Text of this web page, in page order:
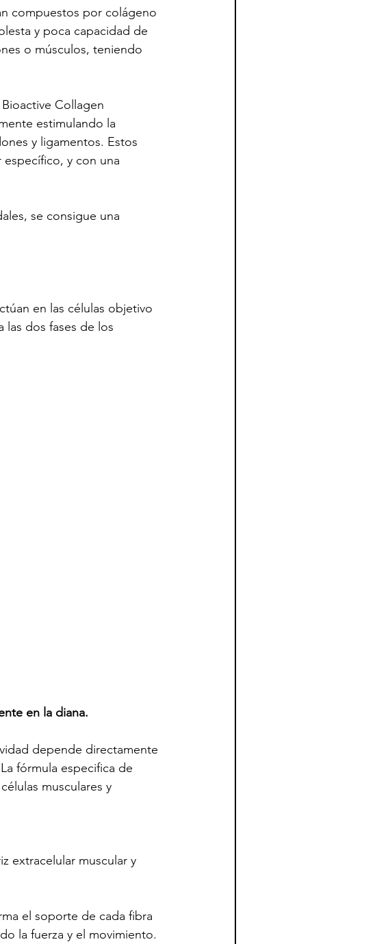
compuestos por colágeno
y poca capacidad de
o músculos, teniendo
Collagen
estimulando la
y ligamentos. Estos
y con una
se consigue una
en las células objetivo
las dos fases de los
en la diana.
depende directamente
fórmula especifica de
musculares y
extracelular muscular y
el soporte de cada fibra
la fuerza y el movimiento.